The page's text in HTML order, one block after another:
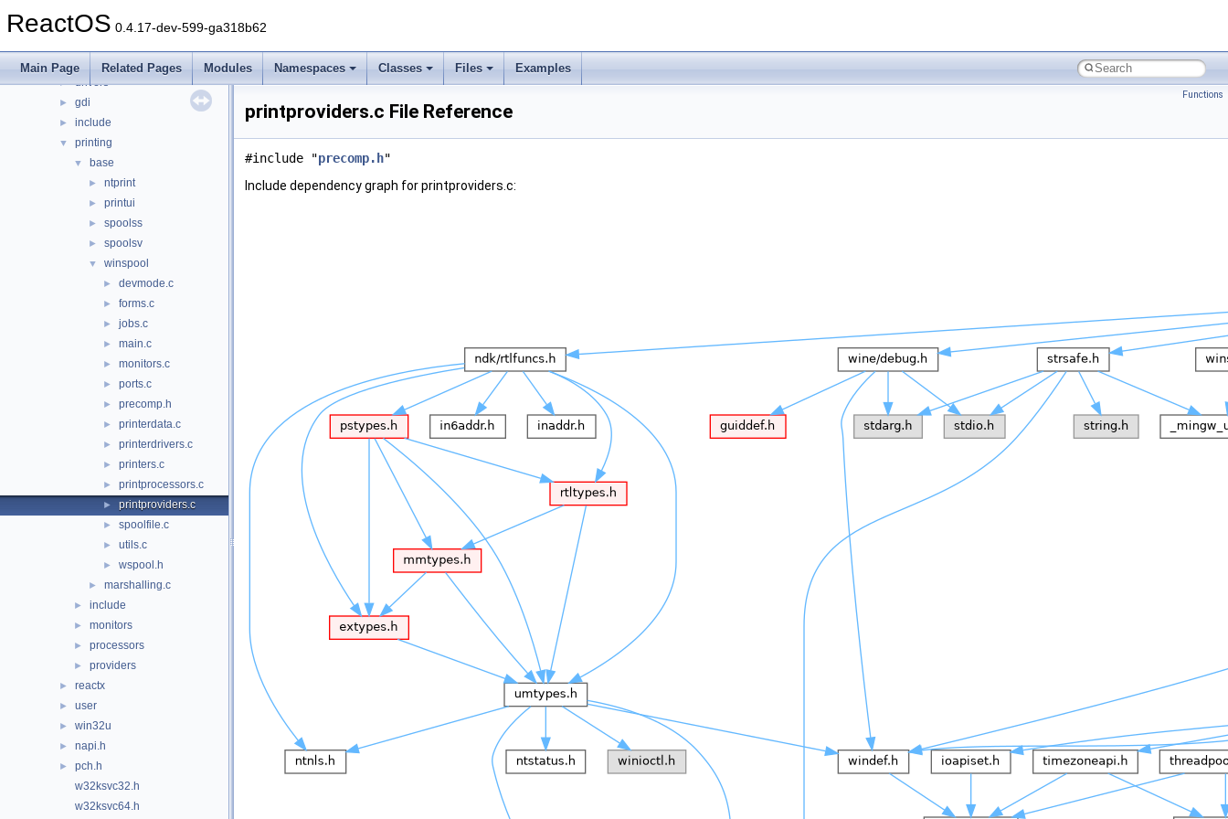
ReactOS 0.4.17-dev-599-ga318b62
Main Page Related Pages Modules Namespaces Classes Files Examples
► sdk
▼
► drivers
► gdi
► include
▼ printing
▼ base
► ntprint
► printui
► spoolss
► spoolsv
▼ winspool
► devmode.c
► forms.c
► jobs.c
► main.c
► monitors.c
► ports.c
► precomp.h
► printerdata.c
► printerdrivers.c
► printers.c
► printprocessors.c
► printproviders.c
► spoolfile.c
► utils.c
► wspool.h
► marshalling.c
► include
► monitors
► processors
► providers
► reactx
► user
► win32u
► napi.h
►
pch.h
w32ksvc32.h
w32ksvc64.h
Functions
printproviders.c File Reference
#include "precomp.h"
Include dependency graph for printproviders.c: